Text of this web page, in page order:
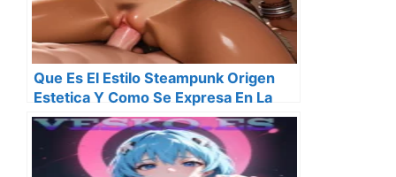
Que Es El Estilo Steampunk Origen
Estetica Y Como Se Expresa En La
Cultura Actual